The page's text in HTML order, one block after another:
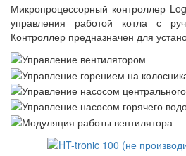
Микропроцессорный контроллер
управления работой котла с
Контроллер предназначен для